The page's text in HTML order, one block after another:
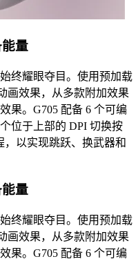
量
终耀眼夺目。使用预加载
画效果，从多款附加效果
果。G705 配备 6 个可编
位于上部的 DPI 切换按
以实现跳跃、换武器和
量
终耀眼夺目。使用预加载
画效果，从多款附加效果
果。G705 配备 6 个可编